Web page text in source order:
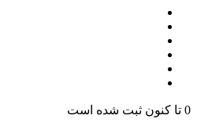
0 تا کنون ثبت شده است